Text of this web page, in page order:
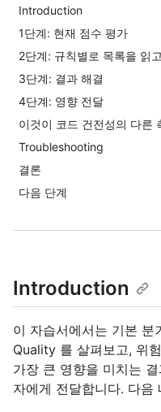
Introduction
1단계: 현재 점수 평가
2단계: 규칙별로 목록을 읽
3단계: 결과 해결
4단계: 영향 전달
이것이 코드 건전성의 다른
Troubleshooting
결론
다음 단계
Introduction
이 자습서에서는 기본
Quality 를 살펴보고, 위
가장 큰 영향을 미치는
자에게 전달합니다. 다음